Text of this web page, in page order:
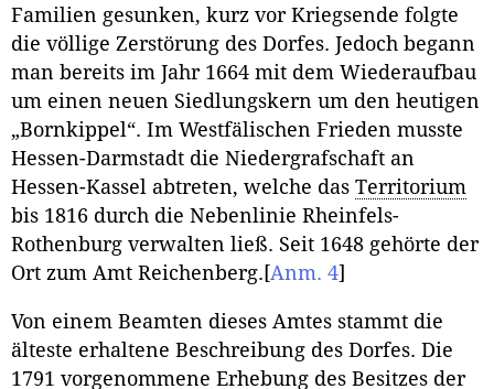
Familien gesunken, kurz vor Kriegsende folgte
die völlige Zerstörung des Dorfes. Jedoch begann
man bereits im Jahr 1664 mit dem Wiederaufbau
um einen neuen Siedlungskern um den heutigen
„Bornkippel“. Im Westfälischen Frieden musste
Hessen-Darmstadt die Niedergrafschaft an
Hessen-Kassel abtreten, welche das Territorium
bis 1816 durch die Nebenlinie Rheinfels-
Rothenburg verwalten ließ. Seit 1648 gehörte der
Ort zum Amt Reichenberg. [Anm. 4]
Von einem Beamten dieses Amtes stammt die
älteste erhaltene Beschreibung des Dorfes. Die
1791 vorgenommene Erhebung des Besitzes der